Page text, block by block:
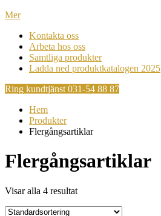
Mer
Kontakta oss
Arbeta hos oss
Samtliga produkter
Ladda ned produktkatalogen 2025
Ring kundtjänst 031-54 88 87
Hem
Produkter
Flergångsartiklar
Flergångsartiklar
Visar alla 4 resultat